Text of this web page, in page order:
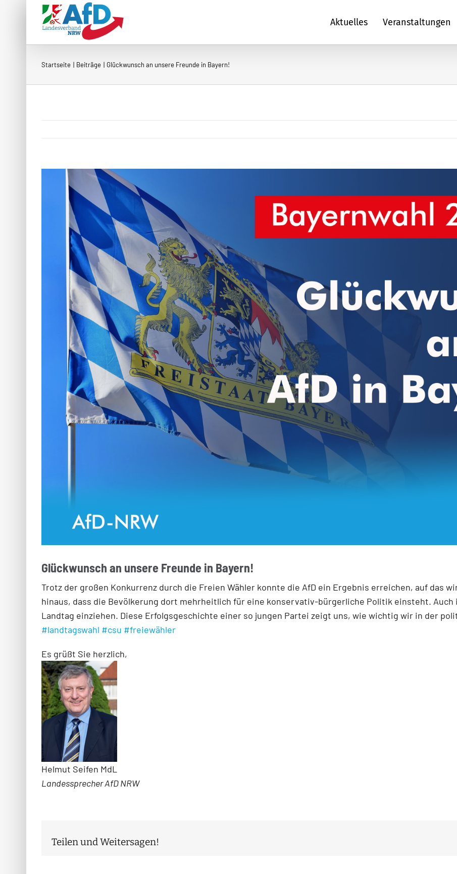
Aktuelles Veranstaltungen
Startseite Beiträge Glückwunsch an unsere Freunde in Bayern!
Glückwunsch an unsere Freunde in Bayern!
Trotz der großen Konkurrenz durch die Freien Wähler konnte die AfD ein Ergebnis erreichen, auf das
hinaus, dass die Bevölkerung dort mehrheitlich für eine konservativ-bürgerliche Politik einsteht. Auch
Landtag einziehen. Diese Erfolgsgeschichte einer so jungen Partei zeigt uns, wie wichtig wir in der
#landtagswahl #csu #freiewähler
Es grüßt Sie herzlich,
Helmut Seifen MdL
Landessprecher AfD NRW
Teilen und Weitersagen!